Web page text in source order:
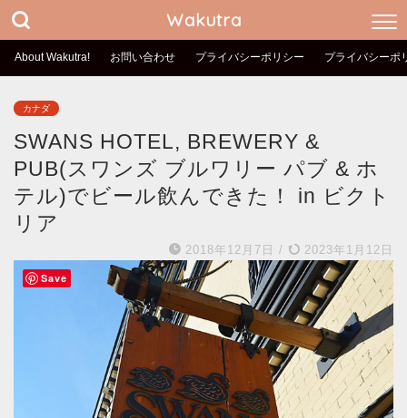
Wakutra
About Wakutra! お問い合わせ プライバシーポリシー プライバシーポ
カナダ
SWANS HOTEL, BREWERY &
PUB(スワンズ ブルワリー パブ & ホ
テル)でビール飲んできた！ in ビクト
リア
2018年12月7日 / 2023年1月12日
Save